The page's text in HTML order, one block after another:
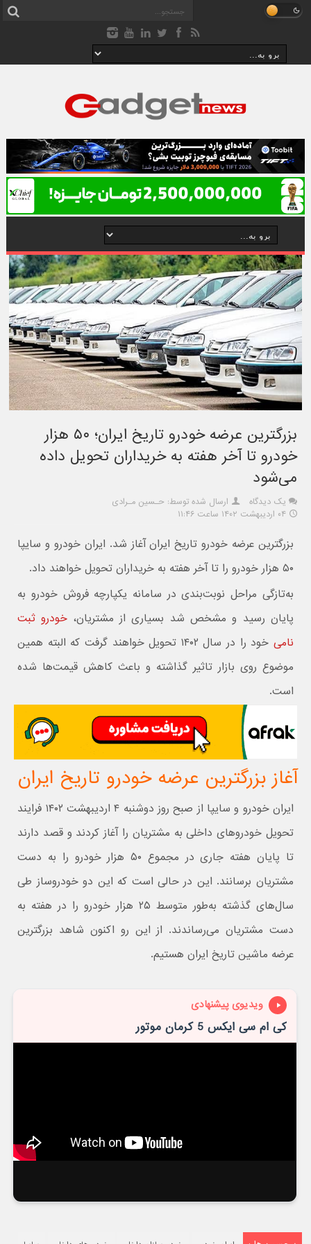
بزرگترین عرضه خودرو تاریخ ایران؛ ۵۰ هزار
خودرو تا آخر هفته به خریداران تحویل داده
می‌شود
یک دیدگاه
ارسال شده توسط: حـسین مـرادی
۰۴ اردیبهشت ۱۴۰۲ ساعت ۱۱:۴۶
بزرگترین عرضه خودرو تاریخ ایران آغاز شد. ایران خودرو و سایپا
۵۰ هزار خودرو را تا آخر هفته به خریداران تحویل خواهند داد.
به‌تازگی مراحل نوبت‌بندی در سامانه یکپارچه فروش خودرو به
پایان رسید و مشخص شد بسیاری از مشتریان، خودرو ثبت
نامی
خود را در سال ۱۴۰۲ تحویل خواهند گرفت که البته همین
موضوع روی بازار تاثیر گذاشته و باعث کاهش قیمت‌ها شده
است.
آغاز بزرگترین عرضه خودرو تاریخ ایران
ایران خودرو و سایپا از صبح روز دوشنبه ۴ اردیبهشت ۱۴۰۲ فرایند
تحویل خودروهای داخلی به مشتریان را آغاز کردند و قصد دارند
تا پایان هفته جاری در مجموع ۵۰ هزار خودرو را به دست
مشتریان برسانند. این در حالی است که این دو خودروساز طی
سال‌های گذشته به‌طور متوسط ۲۵ هزار خودرو را در هفته به
دست مشتریان می‌رساندند. از این رو اکنون شاهد بزرگترین
عرضه ماشین تاریخ ایران هستیم.
ویدیوی پیشنهادی
کی ام سی ایکس 5 کرمان موتور